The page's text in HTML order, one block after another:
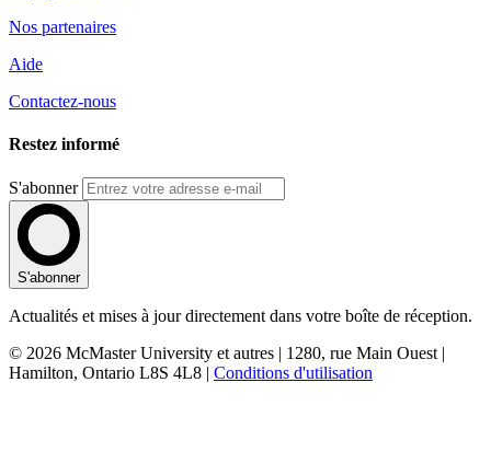
Nos partenaires
Aide
Contactez-nous
Restez informé
S'abonner
S'abonner
Actualités et mises à jour directement dans votre boîte de réception.
© 2026 McMaster University et autres | 1280, rue Main Ouest |
Hamilton, Ontario L8S 4L8 | Conditions d'utilisation